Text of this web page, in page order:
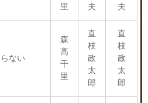
里
夫
夫
ない
森
高
千
里
直
枝
政
太
郎
直
枝
政
太
郎